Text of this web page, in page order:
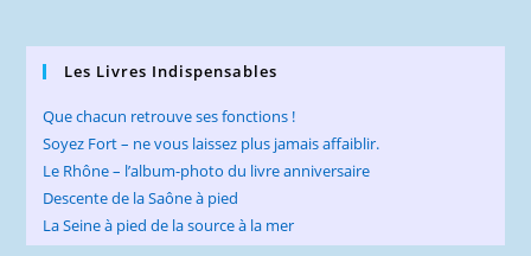
Les Livres Indispensables
Que chacun retrouve ses fonctions !
Soyez Fort – ne vous laissez plus jamais affaiblir.
Le Rhône – l’album-photo du livre anniversaire
Descente de la Saône à pied
La Seine à pied de la source à la mer